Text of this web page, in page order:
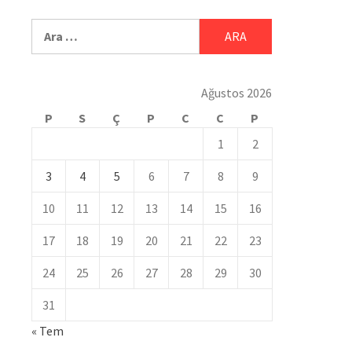
Ağustos 2026
P
S Ç P C C
P
1
2
3 4 5 6 7 8 9
10 11 12 13 14 15 16
17 18 19 20 21 22 23
24 25 26 27 28 29 30
31
« Tem